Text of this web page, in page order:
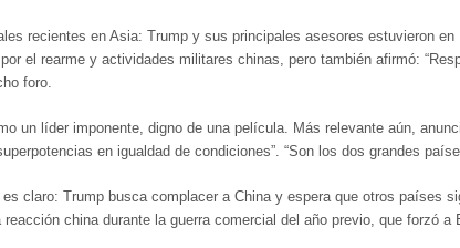
recientes en Asia: Trump y sus principales asesores estuvieron
el rearme y actividades militares chinas, pero también afirmó:
foro.
un líder imponente, digno de una película. Más relevante aún,
en igualdad de condiciones”. “Son los dos grandes
claro: Trump busca complacer a China y espera que otros países
china durante la guerra comercial del año previo, que forzó a